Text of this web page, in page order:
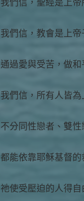
我們信，聖經是上
我們信，教會是上
通過愛與受苦，做
我們信，所有人皆
不分同性戀者、雙
都能依靠耶穌基督的
祂使受壓迫的人得自